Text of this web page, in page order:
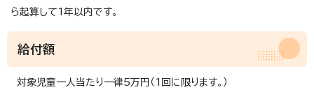
ら起算して1年以内です。
給付額
対象児童一人当たり一律5万円（1回に限ります。）